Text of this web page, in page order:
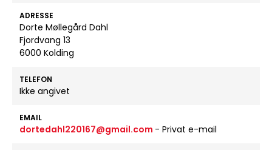
ADRESSE
Dorte Møllegård Dahl
Fjordvang 13
6000 Kolding
TELEFON
Ikke angivet
EMAIL
dortedahl220167@gmail.com - Privat e-mail